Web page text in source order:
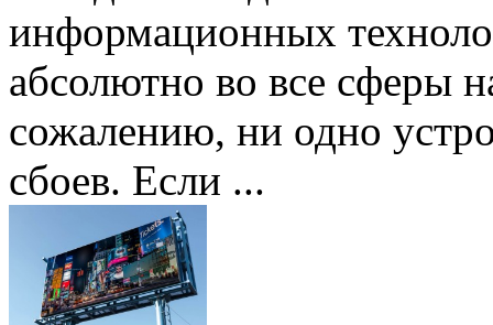
информационных
абсолютно во все сферы
сожалению, ни одно
сбоев. Если ...